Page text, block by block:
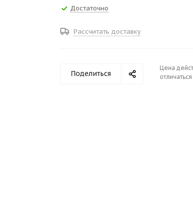
Достаточно
Рассчитать доставку
Поделиться
Цена